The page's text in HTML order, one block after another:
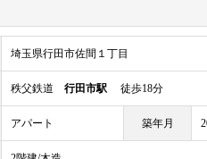
埼玉県行田市佐間１丁目
秩父鉄道 行田市駅 徒歩18分
アパート 築年月